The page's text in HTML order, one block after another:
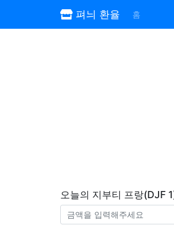
펴늬 환율 홈
오늘의 지부티 프랑(DJF